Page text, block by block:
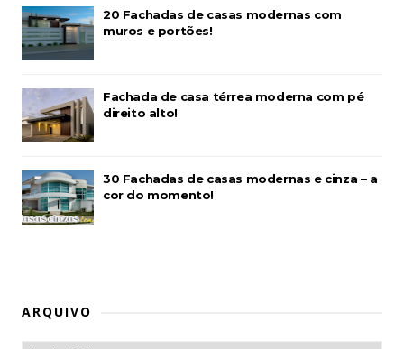
20 Fachadas de casas modernas com
muros e portões!
Fachada de casa térrea moderna com pé
direito alto!
30 Fachadas de casas modernas e cinza – a
cor do momento!
ARQUIVO